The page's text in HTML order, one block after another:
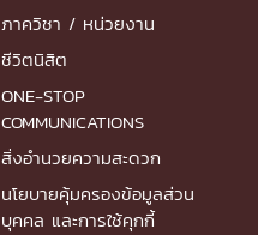
ภาควิชา / หน่วยงาน
ชีวิตนิสิต
ONE-STOP
COMMUNICATIONS
สิ่งอำนวยความสะดวก
นโยบายคุ้มครองข้อมูลส่วน
บุคคล และการใช้คุกกี้